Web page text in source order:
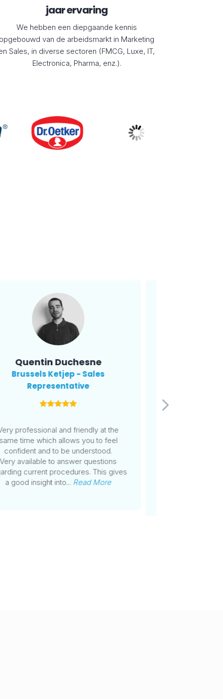
jaar ervaring
We hebben een diepgaande kennis
opgebouwd van de arbeidsmarkt in Marketing
Sales, in diverse sectoren (FMCG, Luxe, IT,
Electronica, Pharma, enz.).
Quentin Duchesne
Brussels Ketjep - Sales
Representative
professional and friendly at the
same time which allows you to feel
confident and to be understood.
Very available to answer questions
current procedures. This gives
a good insight into... Read More